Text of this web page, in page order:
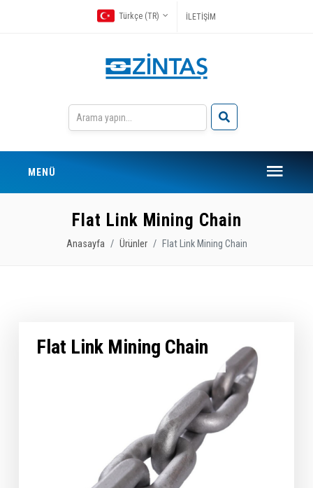
Türkçe (TR) İLETİŞİM
MENÜ
Flat Link Mining Chain
Anasayfa Ürünler Flat Link Mining Chain
Flat Link Mining Chain